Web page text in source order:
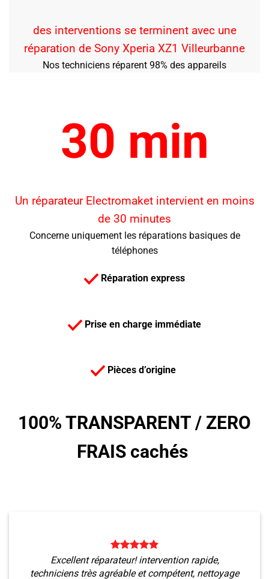
des interventions se terminent avec une
réparation de Sony Xperia XZ1 Villeurbanne
Nos techniciens réparent 98% des appareils
30 min
Un réparateur Electromaket intervient en moins
de 30 minutes
Concerne uniquement les réparations basiques de
téléphones
Réparation express
Prise en charge immédiate
Pièces d’origine
100% TRANSPARENT / ZERO
FRAIS cachés
Excellent réparateur! intervention rapide,
techniciens très agréable et compétent, nettoyage